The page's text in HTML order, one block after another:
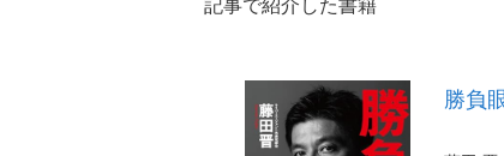
記事で紹介した書籍
勝負